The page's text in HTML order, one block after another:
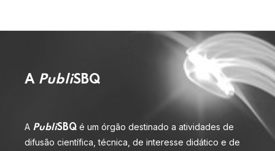
A PubliSBQ
A PubliSBQ é um órgão destinado a atividades de
difusão científica, técnica, de interesse didático e de